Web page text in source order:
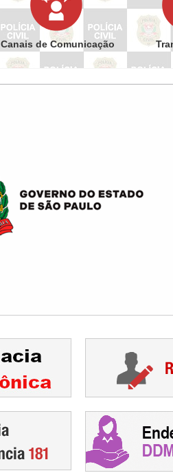
Canais de Comunicação